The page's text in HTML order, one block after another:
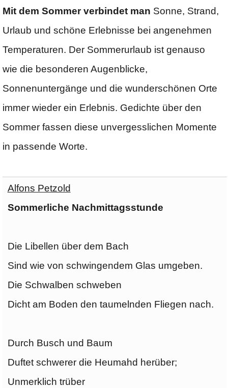
Mit dem Sommer verbindet man Sonne, Strand,
Urlaub und schöne Erlebnisse bei angenehmen
Temperaturen. Der Sommerurlaub ist genauso
wie die besonderen Augenblicke,
Sonnenuntergänge und die wunderschönen Orte
immer wieder ein Erlebnis. Gedichte über den
Sommer fassen diese unvergesslichen Momente
in passende Worte.
Alfons Petzold
Sommerliche Nachmittagsstunde
Die Libellen über dem Bach
Sind wie von schwingendem Glas umgeben.
Die Schwalben schweben
Dicht am Boden den taumelnden Fliegen nach.
Durch Busch und Baum
Duftet schwerer die Heumahd herüber;
Unmerklich trüber